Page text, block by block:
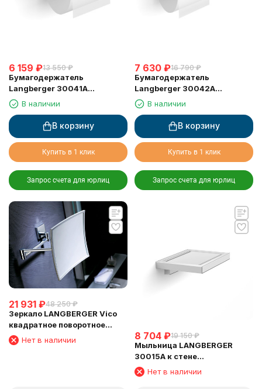
6 159 ₽13 550 ₽
Бумагодержатель
Langberger 30041A
туалетной бумаги с
крышкой
В наличии
В корзину
Купить в 1 клик
Запрос счета для юрлиц
7 630 ₽16 790 ₽
Бумагодержатель
Langberger 30042A
туалетной бумаги с
крышкой двойной
В наличии
В корзину
Купить в 1 клик
Запрос счета для юрлиц
21 931 ₽48 250 ₽
Зеркало LANGBERGER Vico
квадратное поворотное
косметическое 5 кратное
увеличение (75485)
Нет в наличии 8 704 ₽19 150 ₽
Мыльница LANGBERGER
30015A к стене
хромированная (L&C)
Нет в наличии